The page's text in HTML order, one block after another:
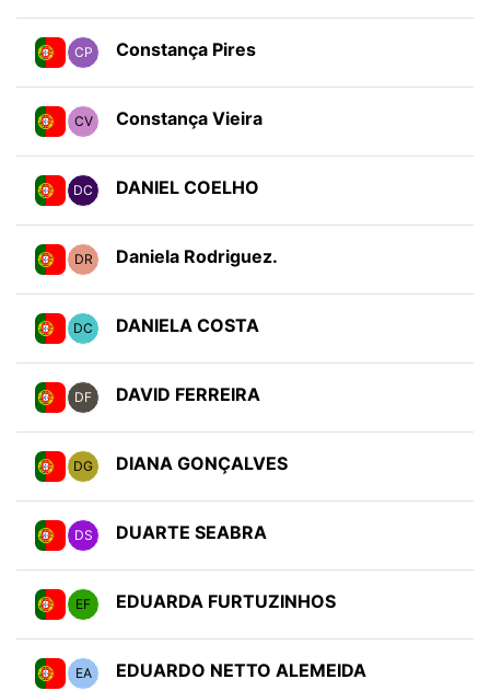
CP Constança Pires
CV Constança Vieira
DC DANIEL COELHO
DR Daniela Rodriguez.
DC DANIELA COSTA
DF DAVID FERREIRA
DG DIANA GONÇALVES
DS DUARTE SEABRA
EF EDUARDA FURTUZINHOS
EA EDUARDO NETTO ALEMEIDA